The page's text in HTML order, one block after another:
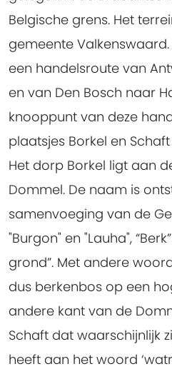
Belgische grens. Het
gemeente
een handelsroute van
en van Den Bosch naar
knooppunt van deze
plaatsjes Borkel en
Het dorp Borkel ligt aan
Dommel. De naam is
samenvoeging van de
"Burgon" en "Lauha",
grond”. Met andere
dus berkenbos op een
andere kant van de
Schaft dat waarschijnlijk
heeft aan het woord